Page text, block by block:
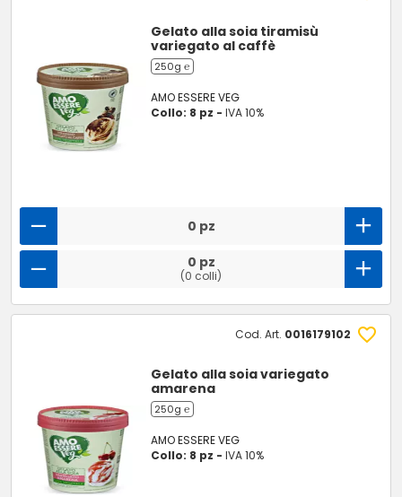
Gelato alla soia tiramisù
variegato al caffè
250g ℮
AMO ESSERE VEG
Collo: 8 pz -IVA 10%
0 pz
0 pz
(0 colli)
Cod. Art. 0016179102
Gelato alla soia variegato
amarena
250g ℮
AMO ESSERE VEG
Collo: 8 pz -IVA 10%